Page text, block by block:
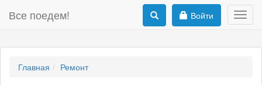
Все поедем! Войти
Главная Ремонт